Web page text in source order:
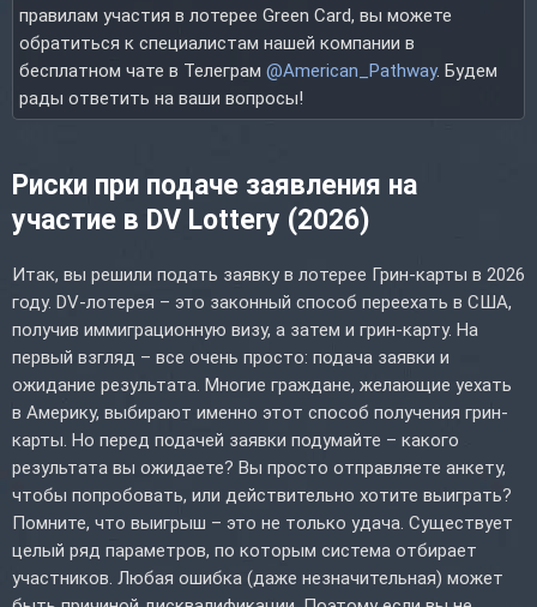
правилам участия в лотерее Green Card, вы можете
обратиться к специалистам нашей компании в
бесплатном чате в Телеграм @American_Pathway. Будем
рады ответить на ваши вопросы!
Риски при подаче заявления на
участие в DV Lottery (2026)
Итак, вы решили подать заявку в лотерее Грин-карты в 2026
году. DV-лотерея – это законный способ переехать в США,
получив иммиграционную визу, а затем и грин-карту. На
первый взгляд – все очень просто: подача заявки и
ожидание результата. Многие граждане, желающие уехать
в Америку, выбирают именно этот способ получения грин-
карты. Но перед подачей заявки подумайте – какого
результата вы ожидаете? Вы просто отправляете анкету,
чтобы попробовать, или действительно хотите выиграть?
Помните, что выигрыш – это не только удача. Существует
целый ряд параметров, по которым система отбирает
участников. Любая ошибка (даже незначительная) может